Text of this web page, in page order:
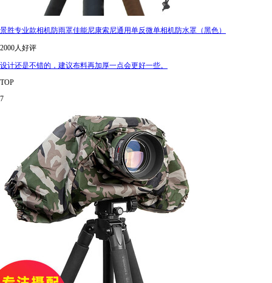
景胜专业款相机防雨罩佳能尼康索尼通用单反微单相机防水罩（黑色）
2000人好评
设计还是不错的，建议布料再加厚一点会更好一些。
TOP
7